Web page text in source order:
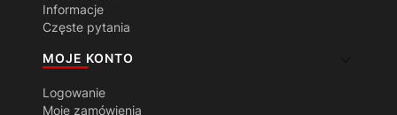
Informacje
Częste pytania
MOJE KONTO
Logowanie
Moje zamówienia